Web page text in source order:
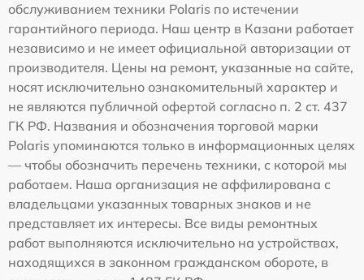
обслуживанием техники Polaris по истечении
гарантийного периода. Наш центр в Казани работает
независимо и не имеет официальной авторизации от
производителя. Цены на ремонт, указанные на сайте,
носят исключительно ознакомительный характер и
не являются публичной офертой согласно п. 2 ст. 437
ГК РФ. Названия и обозначения торговой марки
Polaris упоминаются только в информационных целях
— чтобы обозначить перечень техники, с которой мы
работаем. Наша организация не аффилирована с
владельцами указанных товарных знаков и не
представляет их интересы. Все виды ремонтных
работ выполняются исключительно на устройствах,
находящихся в законном гражданском обороте, в